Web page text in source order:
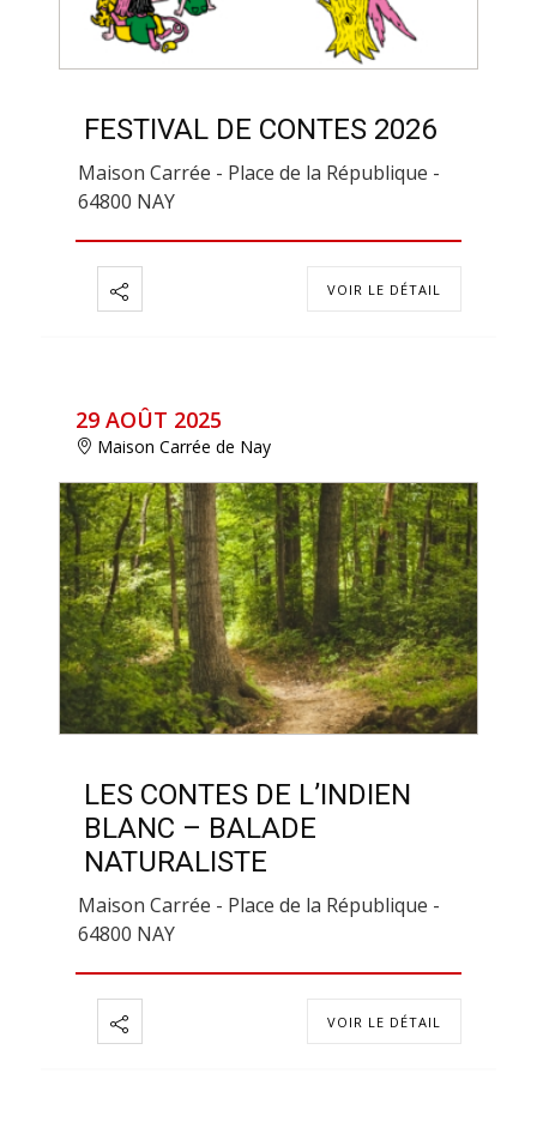
FESTIVAL DE CONTES 2026
Maison Carrée - Place de la République -
64800 NAY
VOIR LE DÉTAIL
29 AOÛT 2025
Maison Carrée de Nay
LES CONTES DE L’INDIEN
BLANC – BALADE
NATURALISTE
Maison Carrée - Place de la République -
64800 NAY
VOIR LE DÉTAIL